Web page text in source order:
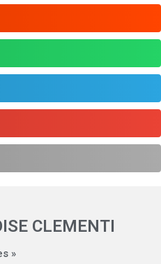
CLEMENTI
»